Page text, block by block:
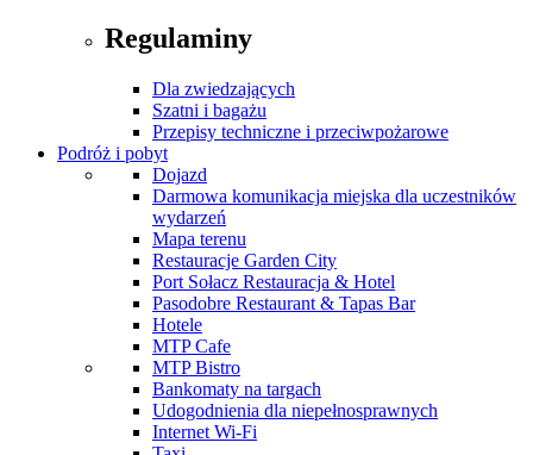
Regulaminy
Dla zwiedzających
Szatni i bagażu
Przepisy techniczne i przeciwpożarowe
Podróż i pobyt
Dojazd
Darmowa komunikacja miejska dla uczestników
wydarzeń
Mapa terenu
Restauracje Garden City
Port Sołacz Restauracja & Hotel
Pasodobre Restaurant & Tapas Bar
Hotele
MTP Cafe
MTP Bistro
Bankomaty na targach
Udogodnienia dla niepełnosprawnych
Internet Wi-Fi